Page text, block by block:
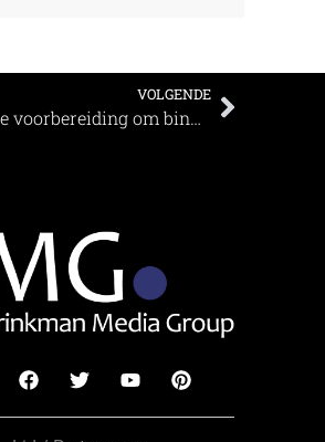
VOLGENDE
Nekkerhal Mechelen en Flanders Expo Gent in volle voorbereiding om binnenkort te openen als vaccinatiecentrum